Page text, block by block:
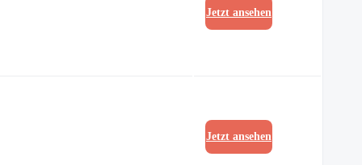
Jetzt ansehen
Jetzt ansehen